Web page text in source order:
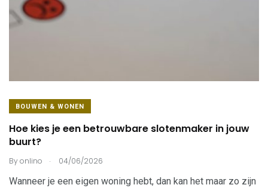
BOUWEN & WONEN
Hoe kies je een betrouwbare slotenmaker in jouw
buurt?
Byonlino . 04/06/2026
Wanneer je een eigen woning hebt, dan kan het maar zo zijn